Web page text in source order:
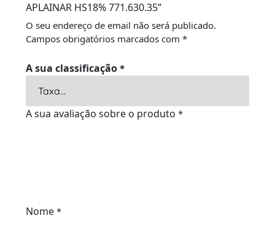
APLAINAR HS18% 771.630.35”
O seu endereço de email não será publicado.
Campos obrigatórios marcados com *
A sua classificação *
A sua avaliação sobre o produto *
Nome *